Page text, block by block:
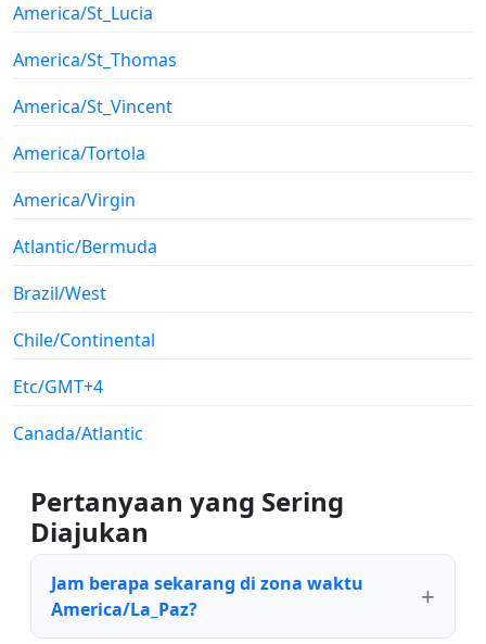
America/St_Lucia
America/St_Thomas
America/St_Vincent
America/Tortola
America/Virgin
Atlantic/Bermuda
Brazil/West
Chile/Continental
Etc/GMT+4
Canada/Atlantic
Pertanyaan yang Sering
Diajukan
Jam berapa sekarang di zona waktu
America/La_Paz?